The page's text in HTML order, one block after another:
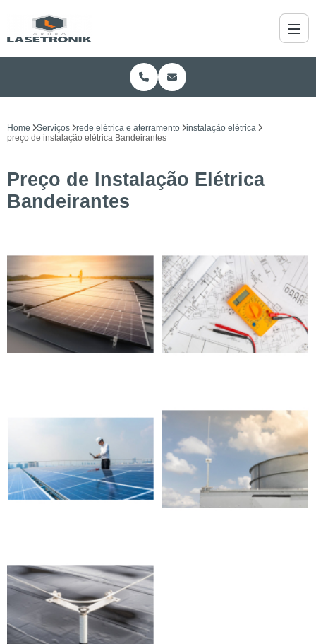
Home Serviços rede elétrica e aterramento
instalação elétrica
preço de instalação elétrica Bandeirantes
Preço de Instalação Elétrica
Bandeirantes